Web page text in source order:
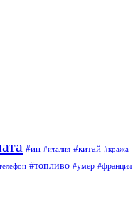
#ип #италия #китай #кража
#топливо #умер #франция